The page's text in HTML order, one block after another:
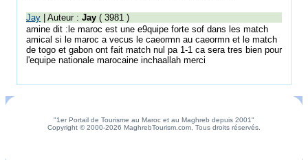
Jay | Auteur : Jay ( 3981 )
amine dit :le maroc est une e9quipe forte sof dans les match
amical si le maroc a vecus le caeormn au caeormn et le match
de togo et gabon ont fait match nul pa 1-1 ca sera tres bien pour
l'equipe nationale marocaine inchaallah merci
"1er Portail de Tourisme au Maroc et au Maghreb depuis 2001"
Copyright © 2000-2026 MaghrebTourism.com, Tous droits réservés.